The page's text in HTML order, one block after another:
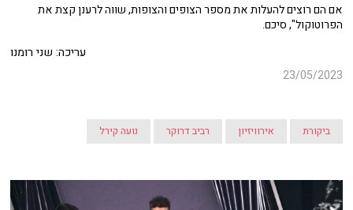
אם הם רוצים להעלות את מספר הצופים והצופות, שווה לרענן קצת את
הפרוטוקול", סיכם.
עריכה: שני רומנו
23/05/2023
ביקורת אירוויזיון רביב דרוקר נועה קירל